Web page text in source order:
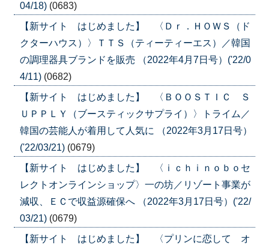
04/18) (0683)
【新サイト はじめました】 〈Ｄｒ．ＨＯＷＳ（ド
クターハウス）〉ＴＴＳ（ティーティーエス）／韓国
の調理器具ブランドを販売 （2022年4月7日号）('22/0
4/11) (0682)
【新サイト はじめました】 〈ＢＯＯＳＴＩＣ Ｓ
ＵＰＰＬＹ（ブースティックサプライ）〉トライム／
韓国の芸能人が着用して人気に （2022年3月17日号）
('22/03/21) (0679)
【新サイト はじめました】 〈ｉｃｈｉｎｏｂｏセ
レクトオンラインショップ〉一の坊／リゾート事業が
減収、ＥＣで収益源確保へ （2022年3月17日号）('22/
03/21) (0679)
【新サイト はじめました】 〈プリンに恋して オ